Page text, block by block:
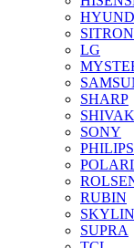
LG
SHARP
SONY
PHILIPS
RUBIN
SUPRA